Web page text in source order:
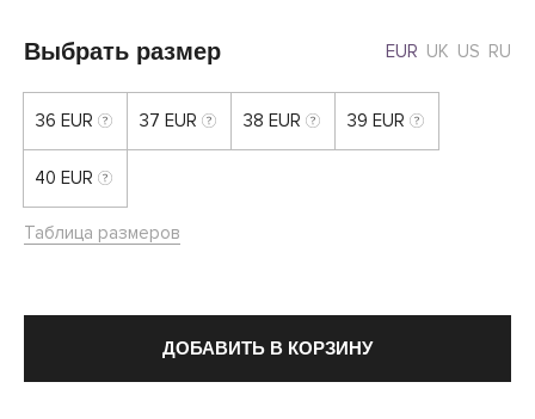
Выбрать размер EUR UK US RU
36 EUR 37 EUR 38 EUR 39 EUR
40 EUR
Таблица размеров
ДОБАВИТЬ В КОРЗИНУ